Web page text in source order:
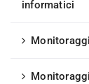
informatici